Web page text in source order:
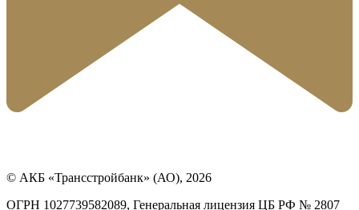
© АКБ «Трансстройбанк» (АО), 2026
ОГРН 1027739582089, Генеральная лицензия ЦБ РФ № 2807